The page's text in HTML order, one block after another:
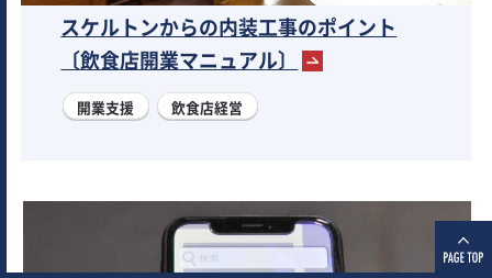
スケルトンからの内装工事のポイント
〔飲食店開業マニュアル〕
開業支援 飲食店経営